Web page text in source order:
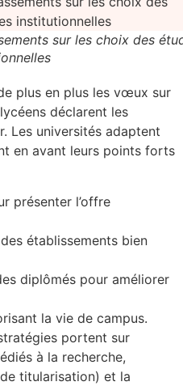
sur les choix des
plus en plus les vœux sur
déclarent les
Les universités adaptent
en avant leurs points forts
présenter l’offre
établissements bien
diplômés pour améliorer
la vie de campus.
portent sur
à la recherche,
titularisation) et la